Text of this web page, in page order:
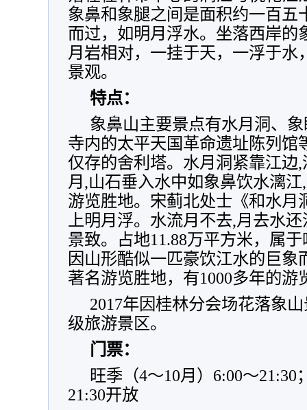
象鼻和象腿之间是面积约一百五
而过，如明月浮水。坐落西岸的
月岩相对，一挂于天，一浮于水
景观。
特点：
象鼻山主要景点有水月洞、
寺内的太平天国革命遗址陈列馆
仅存的舍利塔。水月洞紧靠江边
月,山石垂入水中如象鼻饮水漓
游览胜地。宋蓟北处士《和水月
上明月浮。水流月不去,月去水
景致。占地11.88万平方米，属
因山形酷似一匹豪饮江水的巨
著名游览胜地，有1000多年的游
2017年因桂林分会场花落象
级旅游景区。
门票：
旺季（4～10月）6:00～21:30
21:30开放